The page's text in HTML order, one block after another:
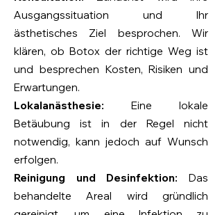
Ausgangssituation und Ihr
ästhetisches Ziel besprochen. Wir
klären, ob Botox der richtige Weg ist
und besprechen Kosten, Risiken und
Erwartungen.
Lokalanästhesie: Eine lokale
Betäubung ist in der Regel nicht
notwendig, kann jedoch auf Wunsch
erfolgen.
Reinigung und Desinfektion: Das
behandelte Areal wird gründlich